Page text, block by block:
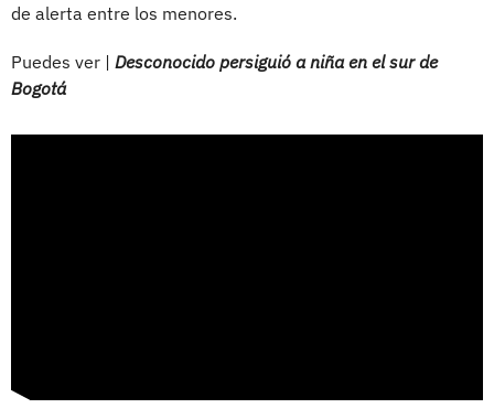
de alerta entre los menores.
Puedes ver | Desconocido persiguió a niña en el sur de
Bogotá